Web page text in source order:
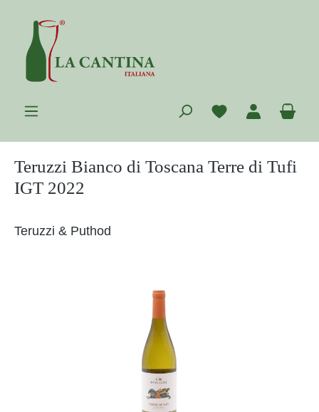
Zum Hauptinhalt springen
Du hast 0
Teruzzi Bianco di Toscana Terre di Tufi
IGT 2022
Teruzzi & Puthod